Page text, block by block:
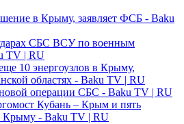
в Крыму, заявляет ФСБ - Baku
СБС ВСУ по военным
TV | RU
10 энергоузлов в Крыму,
областях - Baku TV | RU
новой операции СБС - Baku TV | RU
Кубань – Крым и пять
- Baku TV | RU